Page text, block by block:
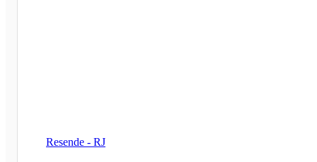
Resende - RJ